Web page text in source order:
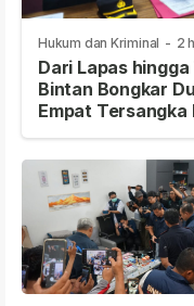
Hukum dan Kriminal - 2
Dari Lapas
Bintan Bongkar
Empat Tersangka